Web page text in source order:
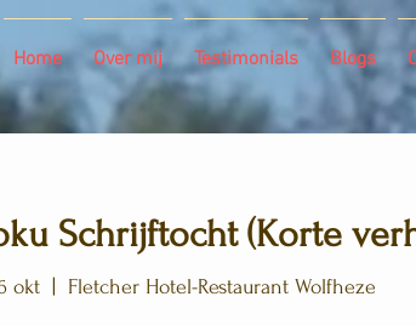
Home Over mij Testimonials Blogs
Schrijftocht (Korte
okt Fletcher Hotel-Restaurant Wolfheze